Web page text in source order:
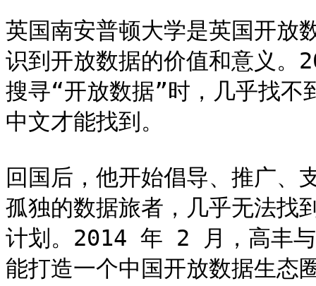
英国南安普顿大学是英国开放
识到开放数据的价值和意义
搜寻“开放数据”时，几乎找不
中文才能找到。
回国后，他开始倡导、推广、
孤独的数据旅者，几乎无法找
计划。2014 年 2 月，高丰与
能打造一个中国开放数据生态